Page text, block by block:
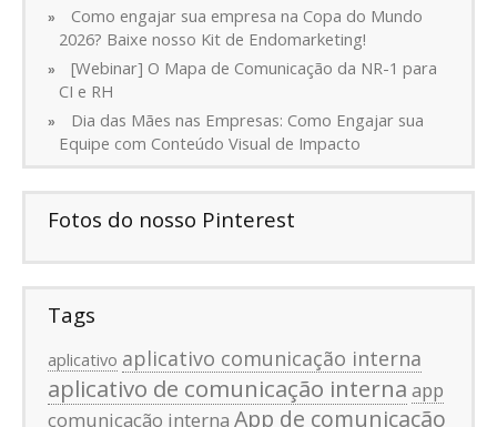
Como engajar sua empresa na Copa do Mundo
2026? Baixe nosso Kit de Endomarketing!
[Webinar] O Mapa de Comunicação da NR-1 para
CI e RH
Dia das Mães nas Empresas: Como Engajar sua
Equipe com Conteúdo Visual de Impacto
Fotos do nosso Pinterest
Tags
aplicativo aplicativo comunicação interna
aplicativo de comunicação interna app
comunicação interna App de comunicação